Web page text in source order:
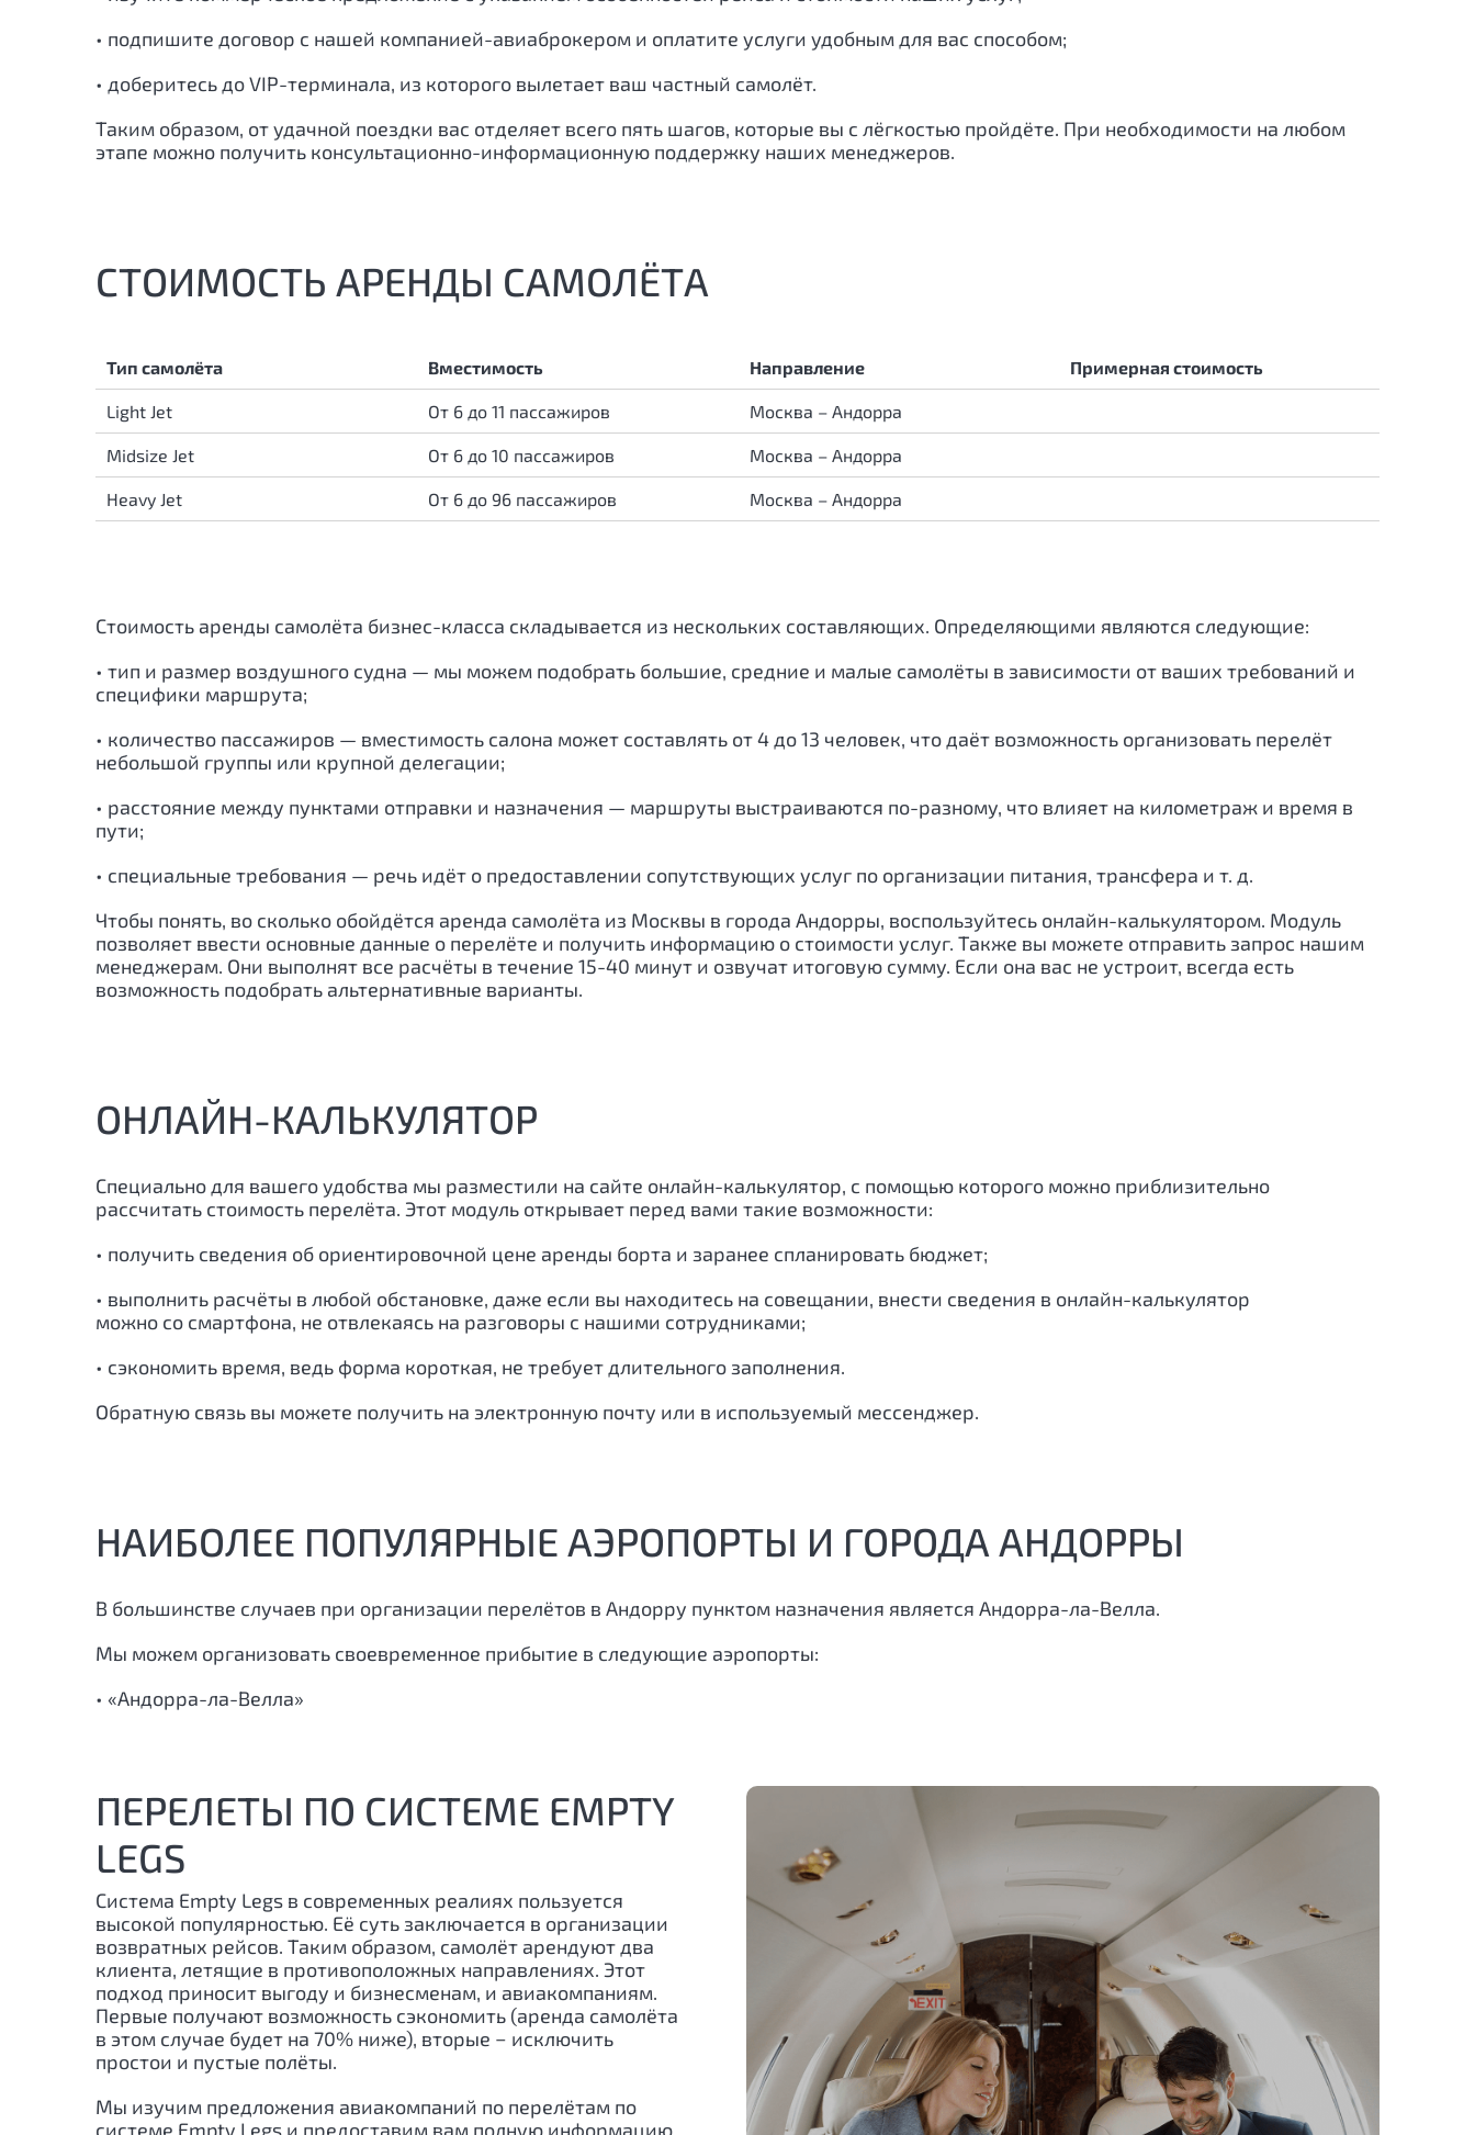
• подпишите договор с нашей компанией-авиаброкером и оплатите услуги удобным для вас способом;
• доберитесь до VIP-терминала, из которого вылетает ваш частный самолёт.
Таким образом, от удачной поездки вас отделяет всего пять шагов, которые вы с лёгкостью пройдёте. При необходимости на любом
этапе можно получить консультационно-информационную поддержку наших менеджеров.
СТОИМОСТЬ АРЕНДЫ САМОЛЁТА
Тип самолёта Вместимость Направление Примерная стоимость
Light Jet От 6 до 11 пассажиров Москва – Андорра
Midsize Jet От 6 до 10 пассажиров Москва – Андорра
Heavy Jet От 6 до 96 пассажиров Москва – Андорра
Стоимость аренды самолёта бизнес-класса складывается из нескольких составляющих. Определяющими являются следующие:
• тип и размер воздушного судна — мы можем подобрать большие, средние и малые самолёты в зависимости от ваших требований и
специфики маршрута;
• количество пассажиров — вместимость салона может составлять от 4 до 13 человек, что даёт возможность организовать перелёт
небольшой группы или крупной делегации;
• расстояние между пунктами отправки и назначения — маршруты выстраиваются по-разному, что влияет на километраж и время в
пути;
• специальные требования — речь идёт о предоставлении сопутствующих услуг по организации питания, трансфера и т. д.
Чтобы понять, во сколько обойдётся аренда самолёта из Москвы в города Андорры, воспользуйтесь онлайн-калькулятором. Модуль
позволяет ввести основные данные о перелёте и получить информацию о стоимости услуг. Также вы можете отправить запрос нашим
менеджерам. Они выполнят все расчёты в течение 15-40 минут и озвучат итоговую сумму. Если она вас не устроит, всегда есть
возможность подобрать альтернативные варианты.
ОНЛАЙН-КАЛЬКУЛЯТОР
Специально для вашего удобства мы разместили на сайте онлайн-калькулятор, с помощью которого можно приблизительно
рассчитать стоимость перелёта. Этот модуль открывает перед вами такие возможности:
• получить сведения об ориентировочной цене аренды борта и заранее спланировать бюджет;
• выполнить расчёты в любой обстановке, даже если вы находитесь на совещании, внести сведения в онлайн-калькулятор
можно со смартфона, не отвлекаясь на разговоры с нашими сотрудниками;
• сэкономить время, ведь форма короткая, не требует длительного заполнения.
Обратную связь вы можете получить на электронную почту или в используемый мессенджер.
НАИБОЛЕЕ ПОПУЛЯРНЫЕ АЭРОПОРТЫ И ГОРОДА АНДОРРЫ
В большинстве случаев при организации перелётов в Андорру пунктом назначения является Андорра-ла-Велла.
Мы можем организовать своевременное прибытие в следующие аэропорты:
• «Андорра-ла-Велла»
ПЕРЕЛЕТЫ ПО СИСТЕМЕ EMPTY
LEGS
Система Empty Legs в современных реалиях пользуется
высокой популярностью. Её суть заключается в организации
возвратных рейсов. Таким образом, самолёт арендуют два
клиента, летящие в противоположных направлениях. Этот
подход приносит выгоду и бизнесменам, и авиакомпаниям.
Первые получают возможность сэкономить (аренда самолёта
в этом случае будет на 70% ниже), вторые − исключить
простои и пустые полёты.
Мы изучим предложения авиакомпаний по перелётам по
системе Empty Legs и предоставим вам полную информацию